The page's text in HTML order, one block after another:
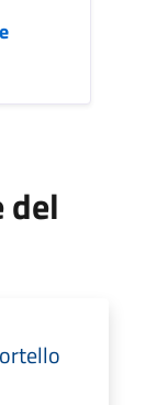
del